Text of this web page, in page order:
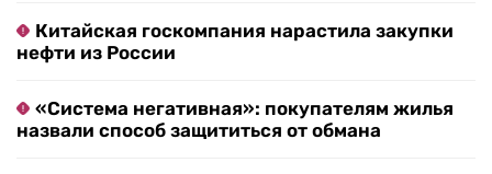
Китайская госкомпания нарастила закупки
нефти из России
«Система негативная»: покупателям жилья
назвали способ защититься от обмана